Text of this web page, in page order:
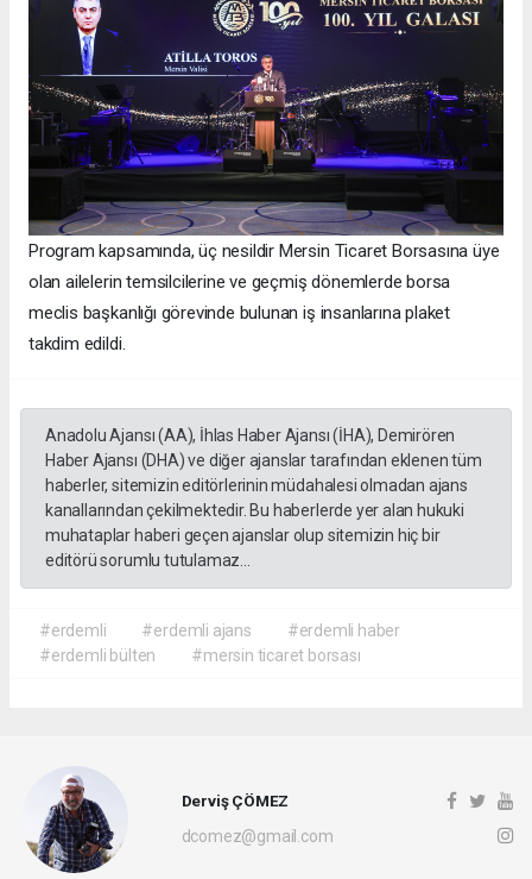
Program kapsamında, üç nesildir Mersin Ticaret Borsasına üye
olan ailelerin temsilcilerine ve geçmiş dönemlerde borsa
meclis başkanlığı görevinde bulunan iş insanlarına plaket
takdim edildi.
Anadolu Ajansı (AA), İhlas Haber Ajansı (İHA), Demirören
Haber Ajansı (DHA) ve diğer ajanslar tarafından eklenen tüm
haberler, sitemizin editörlerinin müdahalesi olmadan ajans
kanallarından çekilmektedir. Bu haberlerde yer alan hukuki
muhataplar haberi geçen ajanslar olup sitemizin hiç bir
editörü sorumlu tutulamaz...
#erdemli #erdemli ajans
#erdemli haber
#erdemli bülten
#mersin ticaret borsası
Derviş ÇÖMEZ
dcomez@gmail.com